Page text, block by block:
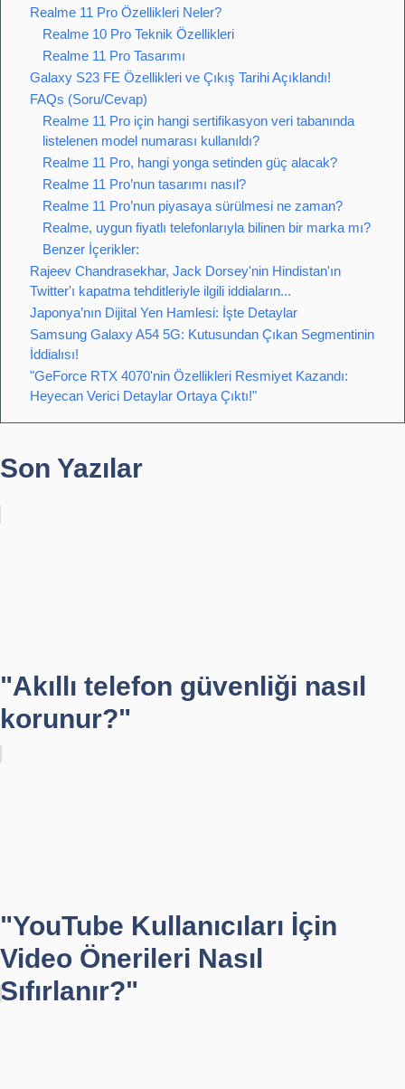
Realme 11 Pro Özellikleri Neler?
Realme 10 Pro Teknik Özellikleri
Realme 11 Pro Tasarımı
Galaxy S23 FE Özellikleri ve Çıkış Tarihi Açıklandı!
FAQs (Soru/Cevap)
Realme 11 Pro için hangi sertifikasyon veri tabanında
listelenen model numarası kullanıldı?
Realme 11 Pro, hangi yonga setinden güç alacak?
Realme 11 Pro’nun tasarımı nasıl?
Realme 11 Pro’nun piyasaya sürülmesi ne zaman?
Realme, uygun fiyatlı telefonlarıyla bilinen bir marka mı?
Benzer İçerikler:
Rajeev Chandrasekhar, Jack Dorsey'nin Hindistan'ın
Twitter'ı kapatma tehditleriyle ilgili iddiaların...
Japonya’nın Dijital Yen Hamlesi: İşte Detaylar
Samsung Galaxy A54 5G: Kutusundan Çıkan Segmentinin
İddialısı!
"GeForce RTX 4070'nin Özellikleri Resmiyet Kazandı:
Heyecan Verici Detaylar Ortaya Çıktı!"
Son Yazılar
"Akıllı telefon güvenliği nasıl
korunur?"
"YouTube Kullanıcıları İçin
Video Önerileri Nasıl
Sıfırlanır?"